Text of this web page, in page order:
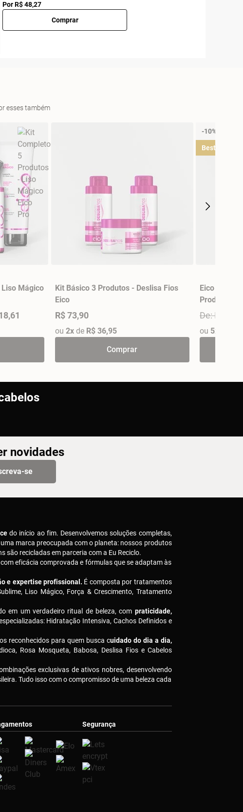
Por R$ 48,27
Comprar
esses também
Mágico
Kit Básico 3 Produtos - Deslisa Fios
Eico
R$ 73,90
ou 2xde R$ 36,95
Comprar
-10% OFF
Best Sellers
Eico Pro Kit
Produtos -
De: R$
ou 5x
novidades
se
do início ao fim. Desenvolvemos soluções completas,
marca preocupada com o planeta: nossos produtos
são recicladas em parceria com a Eu Reciclo.
eficácia comprovada e fórmulas que se adaptam às
e expertise profissional. É composta por tratamentos
Liso Mágico, Força & Crescimento, Tratamento
em um verdadeiro ritual de beleza, com praticidade,
Hidratação Intensiva, Cachos Definidos e
reconhecidos para quem busca cuidado do dia a dia,
Rosa Mosqueta, Babosa, Deslisa Fios e Cabelos
exclusivas de ativos nobres, desenvolvendo
Tudo isso com o compromisso de uma beleza cada
Segurança